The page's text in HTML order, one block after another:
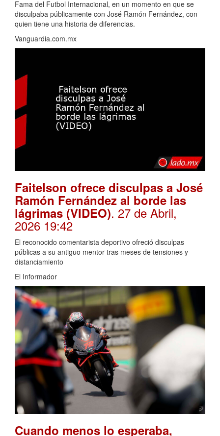
Fama del Futbol Internacional, en un momento en que se
disculpaba públicamente con José Ramón Fernández, con
quien tiene una historia de diferencias.
Vanguardia.com.mx
Faitelson ofrece disculpas a José
Ramón Fernández al borde las
lágrimas (VIDEO). 27 de Abril,
2026 19:42
El reconocido comentarista deportivo ofreció disculpas
públicas a su antiguo mentor tras meses de tensiones y
distanciamiento
El Informador
Cuando menos lo esperaba,